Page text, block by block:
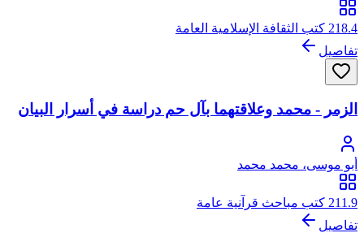
218.4 كتب الثقافة الإسلامية العامة
تفاصيل
الزمر - محمد وعلاقتهما بآل حم دراسة في أسرار البيان
أبو موسى، محمد محمد
211.9 كتب مباحث قرآنية عامة
تفاصيل